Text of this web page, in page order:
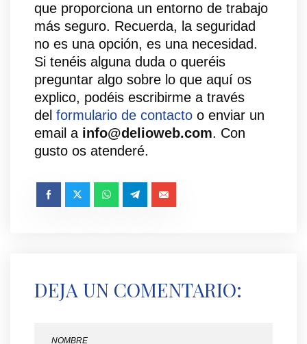
que proporciona un entorno de trabajo
más seguro. Recuerda, la seguridad
no es una opción, es una necesidad.
Si tenéis alguna duda o queréis
preguntar algo sobre lo que aquí os
explico, podéis escribirme a través
del formulario de contacto o enviar un
email a info@delioweb.com. Con
gusto os atenderé.
DEJA UN COMENTARIO: